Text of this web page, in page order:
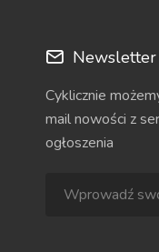
Newsletter
Cyklicznie
mail nowości z
ogłoszenia